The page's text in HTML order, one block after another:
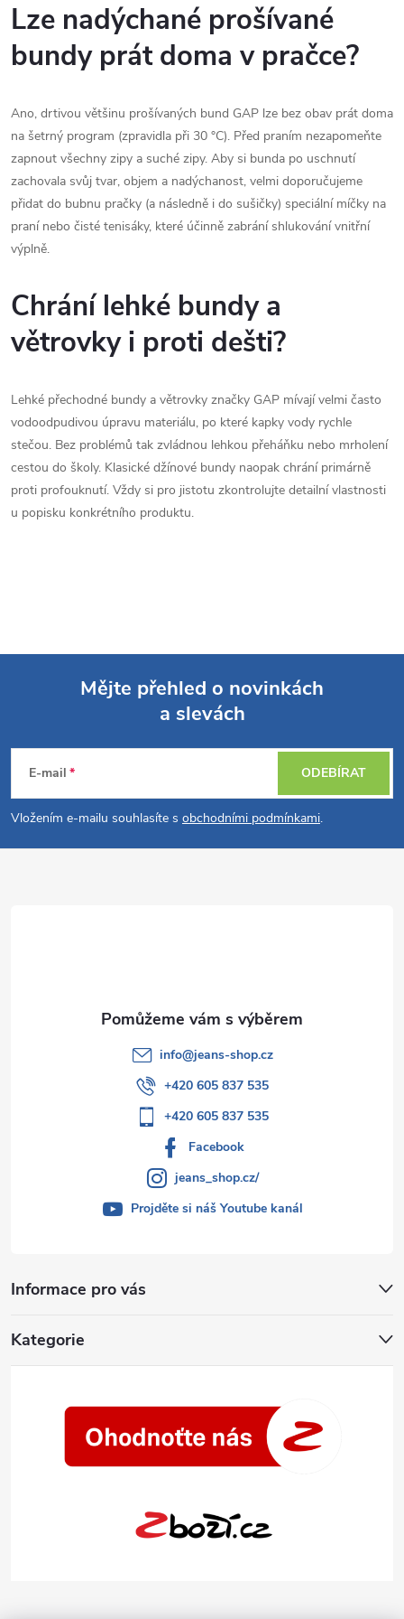
Lze nadýchané prošívané
bundy prát doma v pračce?
Ano, drtivou většinu prošívaných bund GAP lze bez obav prát doma
na šetrný program (zpravidla při 30 °C). Před praním nezapomeňte
zapnout všechny zipy a suché zipy. Aby si bunda po uschnutí
zachovala svůj tvar, objem a nadýchanost, velmi doporučujeme
přidat do bubnu pračky (a následně i do sušičky) speciální míčky na
praní nebo čisté tenisáky, které účinně zabrání shlukování vnitřní
výplně.
Chrání lehké bundy a
větrovky i proti dešti?
Lehké přechodné bundy a větrovky značky GAP mívají velmi často
vodoodpudivou úpravu materiálu, po které kapky vody rychle
stečou. Bez problémů tak zvládnou lehkou přeháňku nebo mrholení
cestou do školy. Klasické džínové bundy naopak chrání primárně
proti profouknutí. Vždy si pro jistotu zkontrolujte detailní vlastnosti
u popisku konkrétního produktu.
p
Mějte přehled o novinkách
a slevách
E-mail
Vložením e-mailu souhlasíte s obchodními podmínkami.
ODEBÍRAT
Informace pro vás
Kategorie
info@jeans-shop.cz
+420 605 837 535
+420 605 837 535
Facebook
jeans_shop.cz/
Projděte si náš Youtube kanál